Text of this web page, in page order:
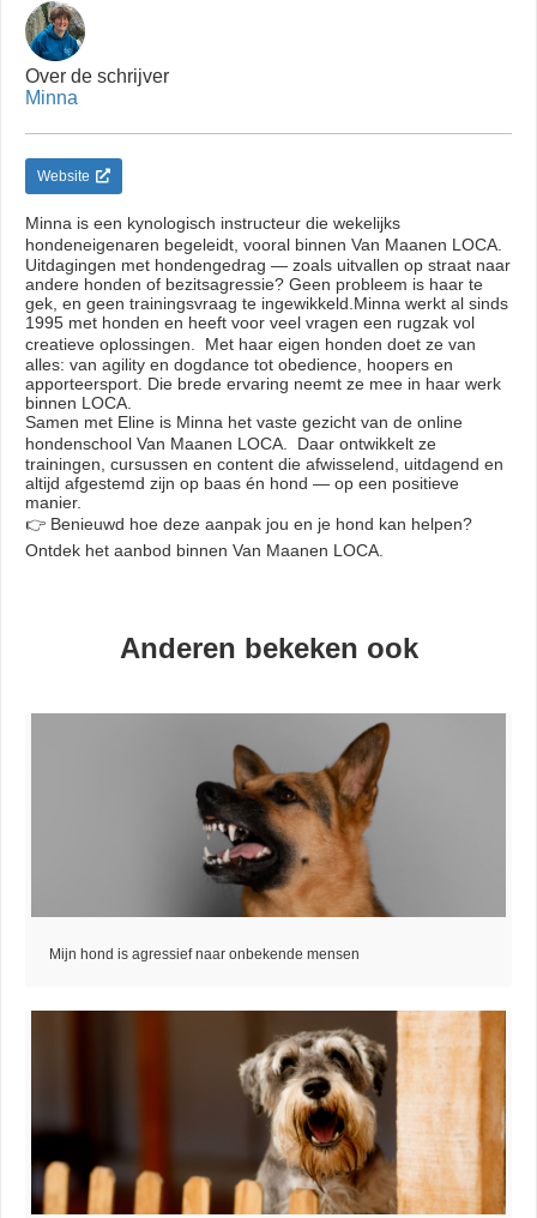
Over de schrijver
Minna
Website
Minna is een kynologisch instructeur die wekelijks
hondeneigenaren begeleidt, vooral binnen Van Maanen LOCA.
Uitdagingen met hondengedrag — zoals uitvallen op straat naar
andere honden of bezitsagressie? Geen probleem is haar te
gek, en geen trainingsvraag te ingewikkeld.Minna werkt al sinds
1995 met honden en heeft voor veel vragen een rugzak vol
creatieve oplossingen. Met haar eigen honden doet ze van
alles: van agility en dogdance tot obedience, hoopers en
apporteersport. Die brede ervaring neemt ze mee in haar werk
binnen LOCA.
Samen met Eline is Minna het vaste gezicht van de online
hondenschool Van Maanen LOCA. Daar ontwikkelt ze
trainingen, cursussen en content die afwisselend, uitdagend en
altijd afgestemd zijn op baas én hond — op een positieve
manier.
👉 Benieuwd hoe deze aanpak jou en je hond kan helpen?
Ontdek het aanbod binnen Van Maanen LOCA.
Anderen bekeken ook
Mijn hond is agressief naar onbekende mensen